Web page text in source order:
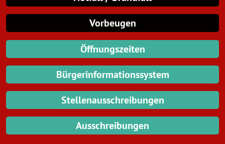
Vorbeugen
Öffnungszeiten
Bürgerinformationssystem
Stellenausschreibungen
Ausschreibungen